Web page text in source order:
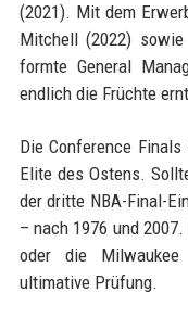
(2021). Mit dem
Mitchell (2022)
formte General
endlich die Früchte
Die Conference
Elite des Ostens.
der dritte NBA-Final-
– nach 1976 und
oder die
ultimative Prüfung.